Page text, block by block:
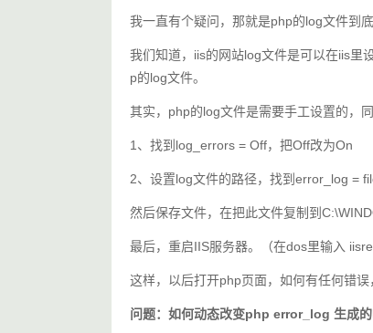
我一直有个疑问，那就是php的log文件到底
我们知道，iis的网站log文件是可以在iis里
p的log文件。
其实，php的log文件是需要手工设置的，
1、找到log_errors = Off，把Off改为On
2、设置log文件的路径，找到error_log =
然后保存文件，在把此文件复制到
最后，重启IIS服务器。（在dos里输入
这样，以后打开php页面，如何有任何错
问题：如何动态改变php error_log 生成